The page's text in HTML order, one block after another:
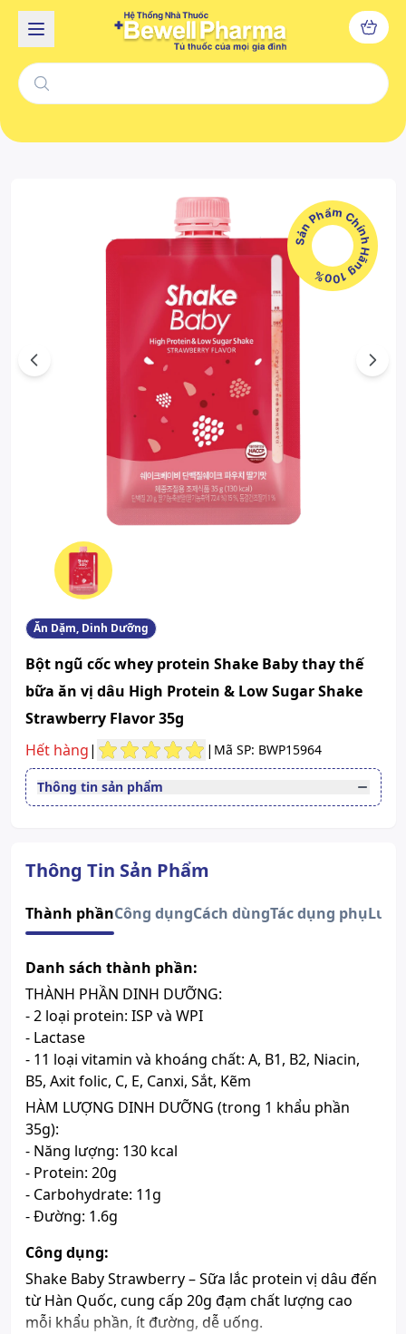
Sản Phẩm Chính Hãng 100%
Previous Next
Ăn Dặm, Dinh Dưỡng
Bột ngũ cốc whey protein Shake Baby thay thế
bữa ăn vị dâu High Protein & Low Sugar Shake
Strawberry Flavor 35g
Hết hàng| | Mã SP: BWP15964
Thông tin sản phẩm
Thông Tin Sản Phẩm
Thành phầnCông dụngCách dùngTác dụng phụLưu
Danh sách thành phần:
THÀNH PHẦN DINH DƯỠNG:
- 2 loại protein: ISP và WPI
- Lactase
- 11 loại vitamin và khoáng chất: A, B1, B2, Niacin,
B5, Axit folic, C, E, Canxi, Sắt, Kẽm
HÀM LƯỢNG DINH DƯỠNG (trong 1 khẩu phần
35g):
- Năng lượng: 130 kcal
- Protein: 20g
- Carbohydrate: 11g
- Đường: 1.6g
Công dụng:
Shake Baby Strawberry – Sữa lắc protein vị dâu đến
từ Hàn Quốc, cung cấp 20g đạm chất lượng cao
mỗi khẩu phần, ít đường, dễ uống.